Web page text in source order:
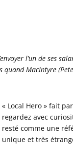
l’un de ses
MacIntyre
« Local Hero » fait
regardez avec
resté comme une
unique et très